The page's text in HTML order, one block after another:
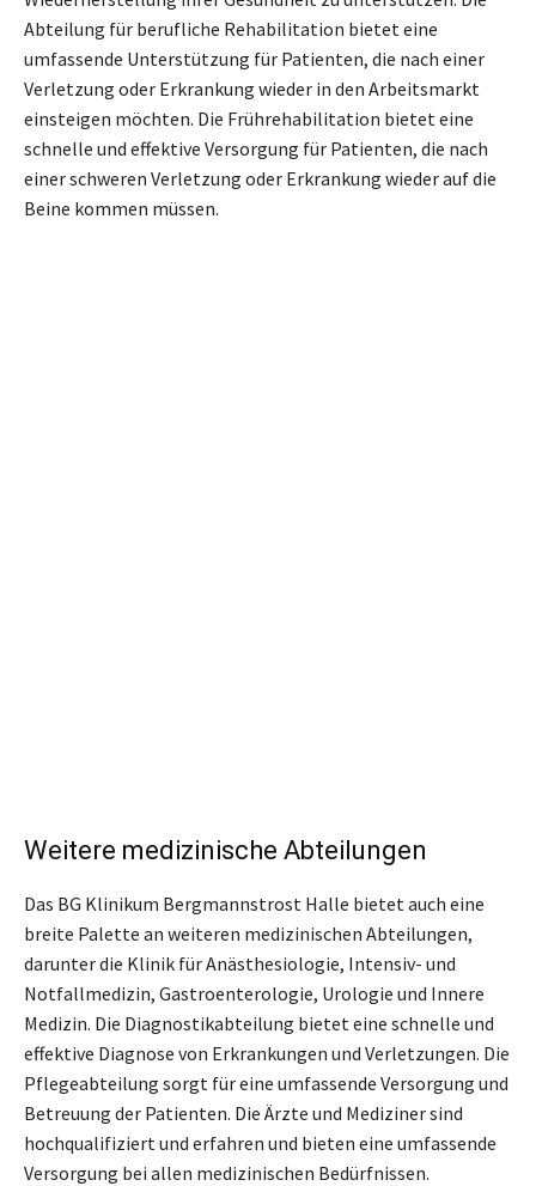
Abteilung für berufliche Rehabilitation bietet eine
umfassende Unterstützung für Patienten, die nach einer
Verletzung oder Erkrankung wieder in den Arbeitsmarkt
einsteigen möchten. Die Frührehabilitation bietet eine
schnelle und effektive Versorgung für Patienten, die nach
einer schweren Verletzung oder Erkrankung wieder auf die
Beine kommen müssen.
Weitere medizinische Abteilungen
Das BG Klinikum Bergmannstrost Halle bietet auch eine
breite Palette an weiteren medizinischen Abteilungen,
darunter die Klinik für Anästhesiologie, Intensiv- und
Notfallmedizin, Gastroenterologie, Urologie und Innere
Medizin. Die Diagnostikabteilung bietet eine schnelle und
effektive Diagnose von Erkrankungen und Verletzungen. Die
Pflegeabteilung sorgt für eine umfassende Versorgung und
Betreuung der Patienten. Die Ärzte und Mediziner sind
hochqualifiziert und erfahren und bieten eine umfassende
Versorgung bei allen medizinischen Bedürfnissen.